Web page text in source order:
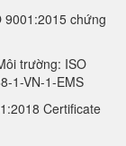
9001:2015 chứng
trường: ISO
1-VN-1-EMS
Certificate